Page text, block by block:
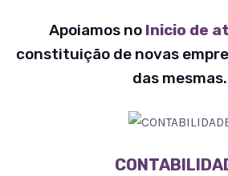
Apoiamos no Inicio de
constituição de novas
das mesmas.